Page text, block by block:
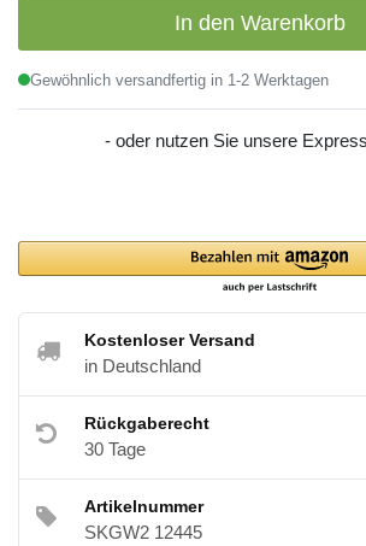
In den Warenkorb
Gewöhnlich versandfertig in 1-2 Werktagen
- oder nutzen Sie unsere
Kostenloser Versand
in Deutschland
Rückgaberecht
30 Tage
Artikelnummer
SKGW2 12445